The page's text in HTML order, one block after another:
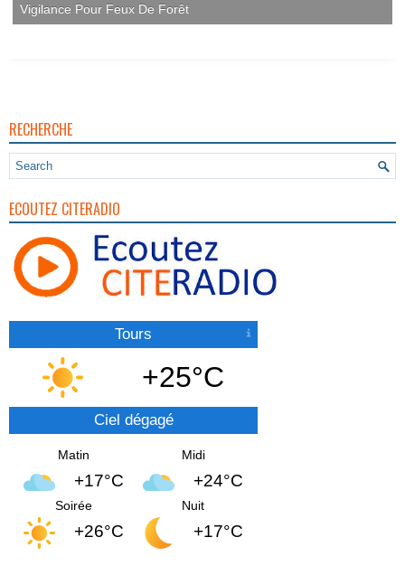
Vigilance Pour Feux De Forêt
RECHERCHE
ECOUTEZ CITERADIO
Tours
+25°C
Ciel dégagé
Matin
+17°C
Midi
+24°C
Soirée
+26°C
Nuit
+17°C